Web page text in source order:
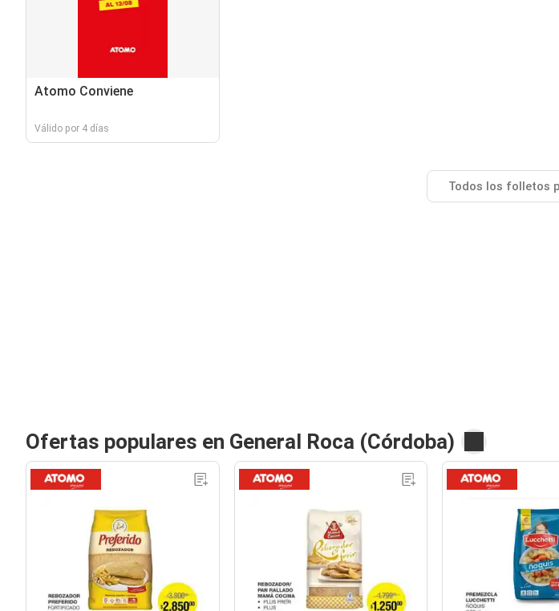
Atomo Conviene
Válido por 4 días
Todos los folletos
Ofertas populares en General Roca (Córdoba)